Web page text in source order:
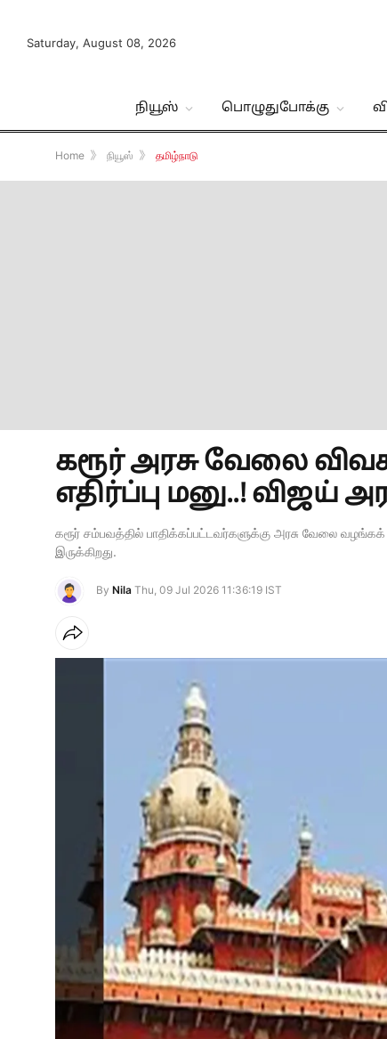
Saturday, August 08, 2026
நியூஸ் பொழுதுபோக்கு
Home 》 நியூஸ் 》 தமிழ்நாடு
கரூர் அரசு வேலை
எதிர்ப்பு மனு..! விஜய்
கரூர் சம்பவத்தில் பாதிக்கப்பட்டவர்களுக்கு அரசு வேலை
இருக்கிறது.
By Nila Thu, 09 Jul 2026 11:36:19 IST